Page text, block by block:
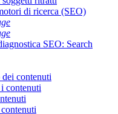
di ricerca (SEO)
SEO: Search
contenuti
contenuti